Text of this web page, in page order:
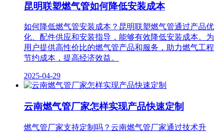
昆明联塑燃气管如何降低安装成本
如何降低燃气管安装成本？昆明联塑燃气管通过产品优
化、配件供应和安装指导，能够有效降低安装成本。为
用户提供高性价比的燃气管产品和服务，助力燃气工程
节约成本，提高经济效益。
2025-04-29
云南燃气管厂家怎样实现产品快速定制
燃气管厂家支持定制吗？云南燃气管厂家通过技术升